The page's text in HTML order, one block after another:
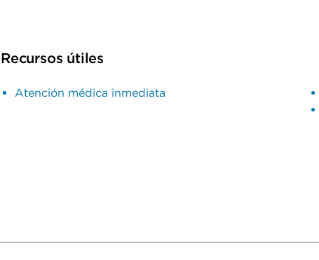
Recursos útiles
Atención médica inmediata